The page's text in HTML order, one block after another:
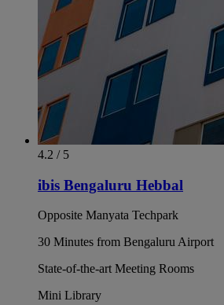
4.2 / 5
ibis Bengaluru Hebbal
Opposite Manyata Techpark
30 Minutes from Bengaluru Airport
State-of-the-art Meeting Rooms
Mini Library